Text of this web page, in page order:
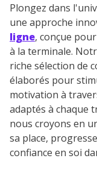
Plongez dans
une approche
ligne, conçue
à la terminale.
riche sélection de
élaborés pour
motivation à
adaptés à chaque
nous croyons en
sa place,
confiance en soi